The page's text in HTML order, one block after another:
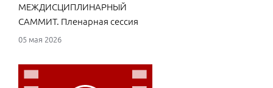
МЕЖДИСЦИПЛИНАРНЫЙ
САММИТ. Пленарная сессия
05 мая 2026